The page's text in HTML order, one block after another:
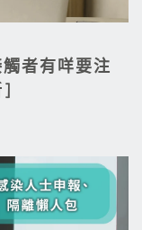
者有咩要注
]